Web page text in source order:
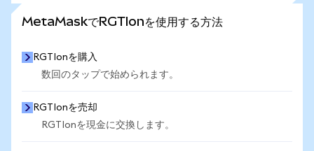
MetaMaskでRGTIonを使用する方法
RGTIonを購入
数回のタップで始められます。
RGTIonを売却
RGTIonを現金に交換します。